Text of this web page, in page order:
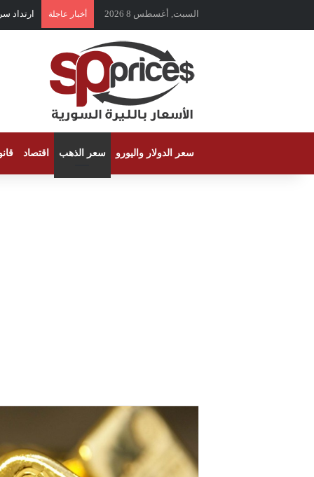
السبت, أغسطس 8 2026 أخبار عاجلة ارتداد
سعر الدولار واليورو سعر الذهب اقتصاد